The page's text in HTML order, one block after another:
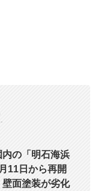
の「明石海浜
11日から再開
面塗装が劣化